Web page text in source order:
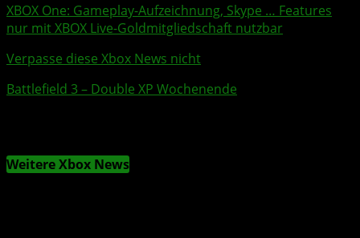
XBOX One: Gameplay-Aufzeichnung, Skype … Features
nur mitXBOX Live-Goldmitgliedschaft nutzbar
Verpasse diese Xbox News nicht
Battlefield 3 – Double XP Wochenende
Weitere Xbox News